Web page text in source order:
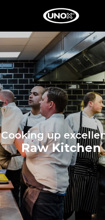
Cooking up
Raw Kitchen